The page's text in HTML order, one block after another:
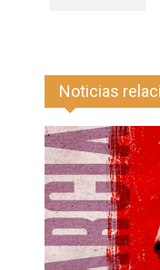
Noticias